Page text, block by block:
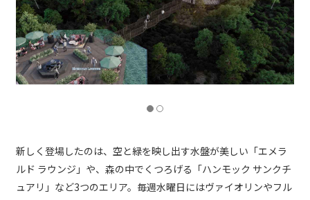
新しく登場したのは、空と緑を映し出す水盤が美しい「エメラ
ルド ラウンジ」や、森の中でくつろげる「ハンモック サンクチ
ュアリ」など3つのエリア。毎週水曜日にはヴァイオリンやフル